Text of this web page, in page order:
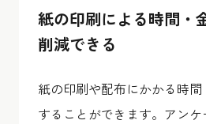
紙の印刷による時間・
削減できる
紙の印刷や配布にかかる時
することができます。アン